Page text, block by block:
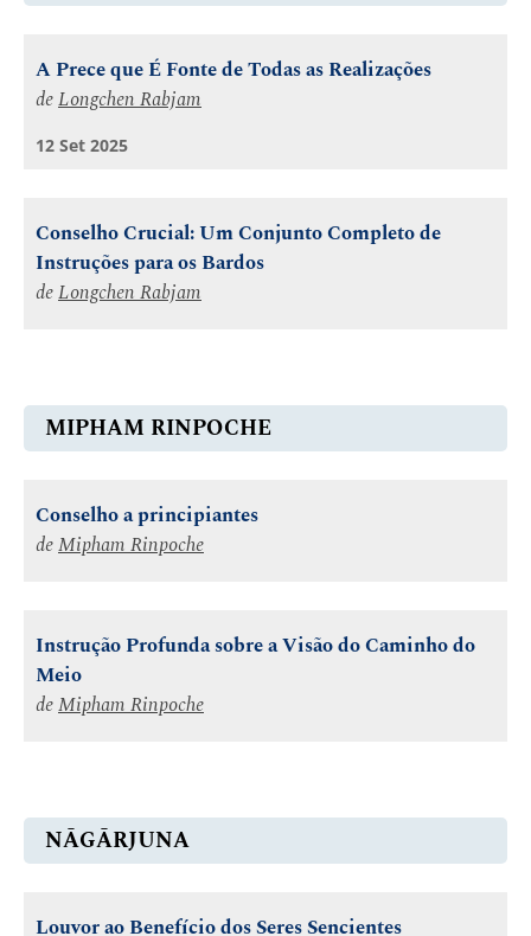
A Prece que É Fonte de Todas as Realizações
deLongchen Rabjam
12 Set 2025
Conselho Crucial: Um Conjunto Completo de
Instruções para os Bardos
deLongchen Rabjam
MIPHAM RINPOCHE
Conselho a principiantes
deMipham Rinpoche
Instrução Profunda sobre a Visão do Caminho do
Meio
deMipham Rinpoche
NĀGĀRJUNA
Louvor ao Benefício dos Seres Sencientes